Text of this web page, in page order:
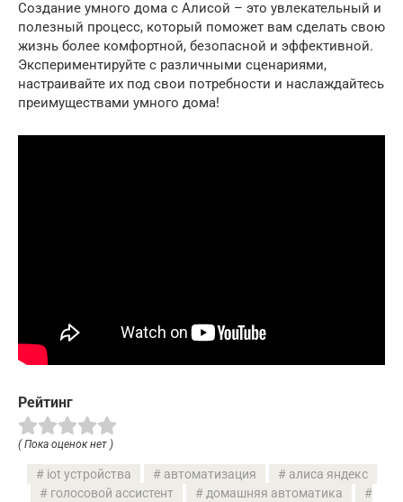
Создание умного дома с Алисой – это увлекательный и
полезный процесс, который поможет вам сделать свою
жизнь более комфортной, безопасной и эффективной.
Экспериментируйте с различными сценариями,
настраивайте их под свои потребности и наслаждайтесь
преимуществами умного дома!
Рейтинг
( Пока оценок нет )
iot устройства автоматизация
алиса яндекс
голосовой ассистент
домашняя автоматика